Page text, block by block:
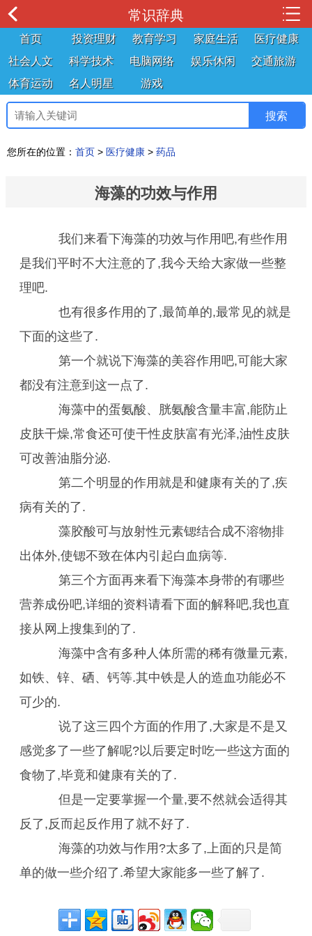
常识辞典
首页 投资理财 教育学习 家庭生活
医疗健康
社会人文
科学技术 电脑网络 娱乐休闲
交通旅游
体育运动
名人明星 游戏
您所在的位置： 首页 > 医疗健康 > 药品
海藻的功效与作用
我们来看下海藻的功效与作用吧,有些作用
是我们平时不大注意的了,我今天给大家做一些整
理吧.
也有很多作用的了,最简单的,最常见的就是
下面的这些了.
第一个就说下海藻的美容作用吧,可能大家
都没有注意到这一点了.
海藻中的蛋氨酸、胱氨酸含量丰富,能防止
皮肤干燥,常食还可使干性皮肤富有光泽,油性皮肤
可改善油脂分泌.
第二个明显的作用就是和健康有关的了,疾
病有关的了.
藻胶酸可与放射性元素锶结合成不溶物排
出体外,使锶不致在体内引起白血病等.
第三个方面再来看下海藻本身带的有哪些
营养成份吧,详细的资料请看下面的解释吧,我也直
接从网上搜集到的了.
海藻中含有多种人体所需的稀有微量元素,
如铁、锌、硒、钙等.其中铁是人的造血功能必不
可少的.
说了这三四个方面的作用了,大家是不是又
感觉多了一些了解呢?以后要定时吃一些这方面的
食物了,毕竟和健康有关的了.
但是一定要掌握一个量,要不然就会适得其
反了,反而起反作用了就不好了.
海藻的功效与作用?太多了,上面的只是简
单的做一些介绍了.希望大家能多一些了解了.